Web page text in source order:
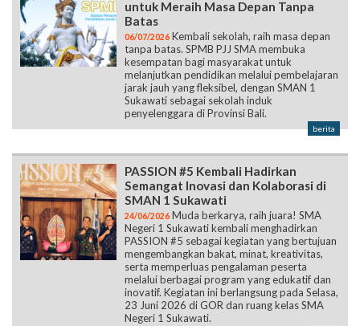
untuk Meraih Masa Depan Tanpa
Batas
06/07/2026 Kembali sekolah, raih masa depan
tanpa batas. SPMB PJJ SMA membuka
kesempatan bagi masyarakat untuk
melanjutkan pendidikan melalui pembelajaran
jarak jauh yang fleksibel, dengan SMAN 1
Sukawati sebagai sekolah induk
penyelenggara di Provinsi Bali.
berita
PASSION #5 Kembali Hadirkan
Semangat Inovasi dan Kolaborasi di
SMAN 1 Sukawati
24/06/2026 Muda berkarya, raih juara! SMA
Negeri 1 Sukawati kembali menghadirkan
PASSION #5 sebagai kegiatan yang bertujuan
mengembangkan bakat, minat, kreativitas,
serta memperluas pengalaman peserta
melalui berbagai program yang edukatif dan
inovatif. Kegiatan ini berlangsung pada Selasa,
23 Juni 2026 di GOR dan ruang kelas SMA
Negeri 1 Sukawati.